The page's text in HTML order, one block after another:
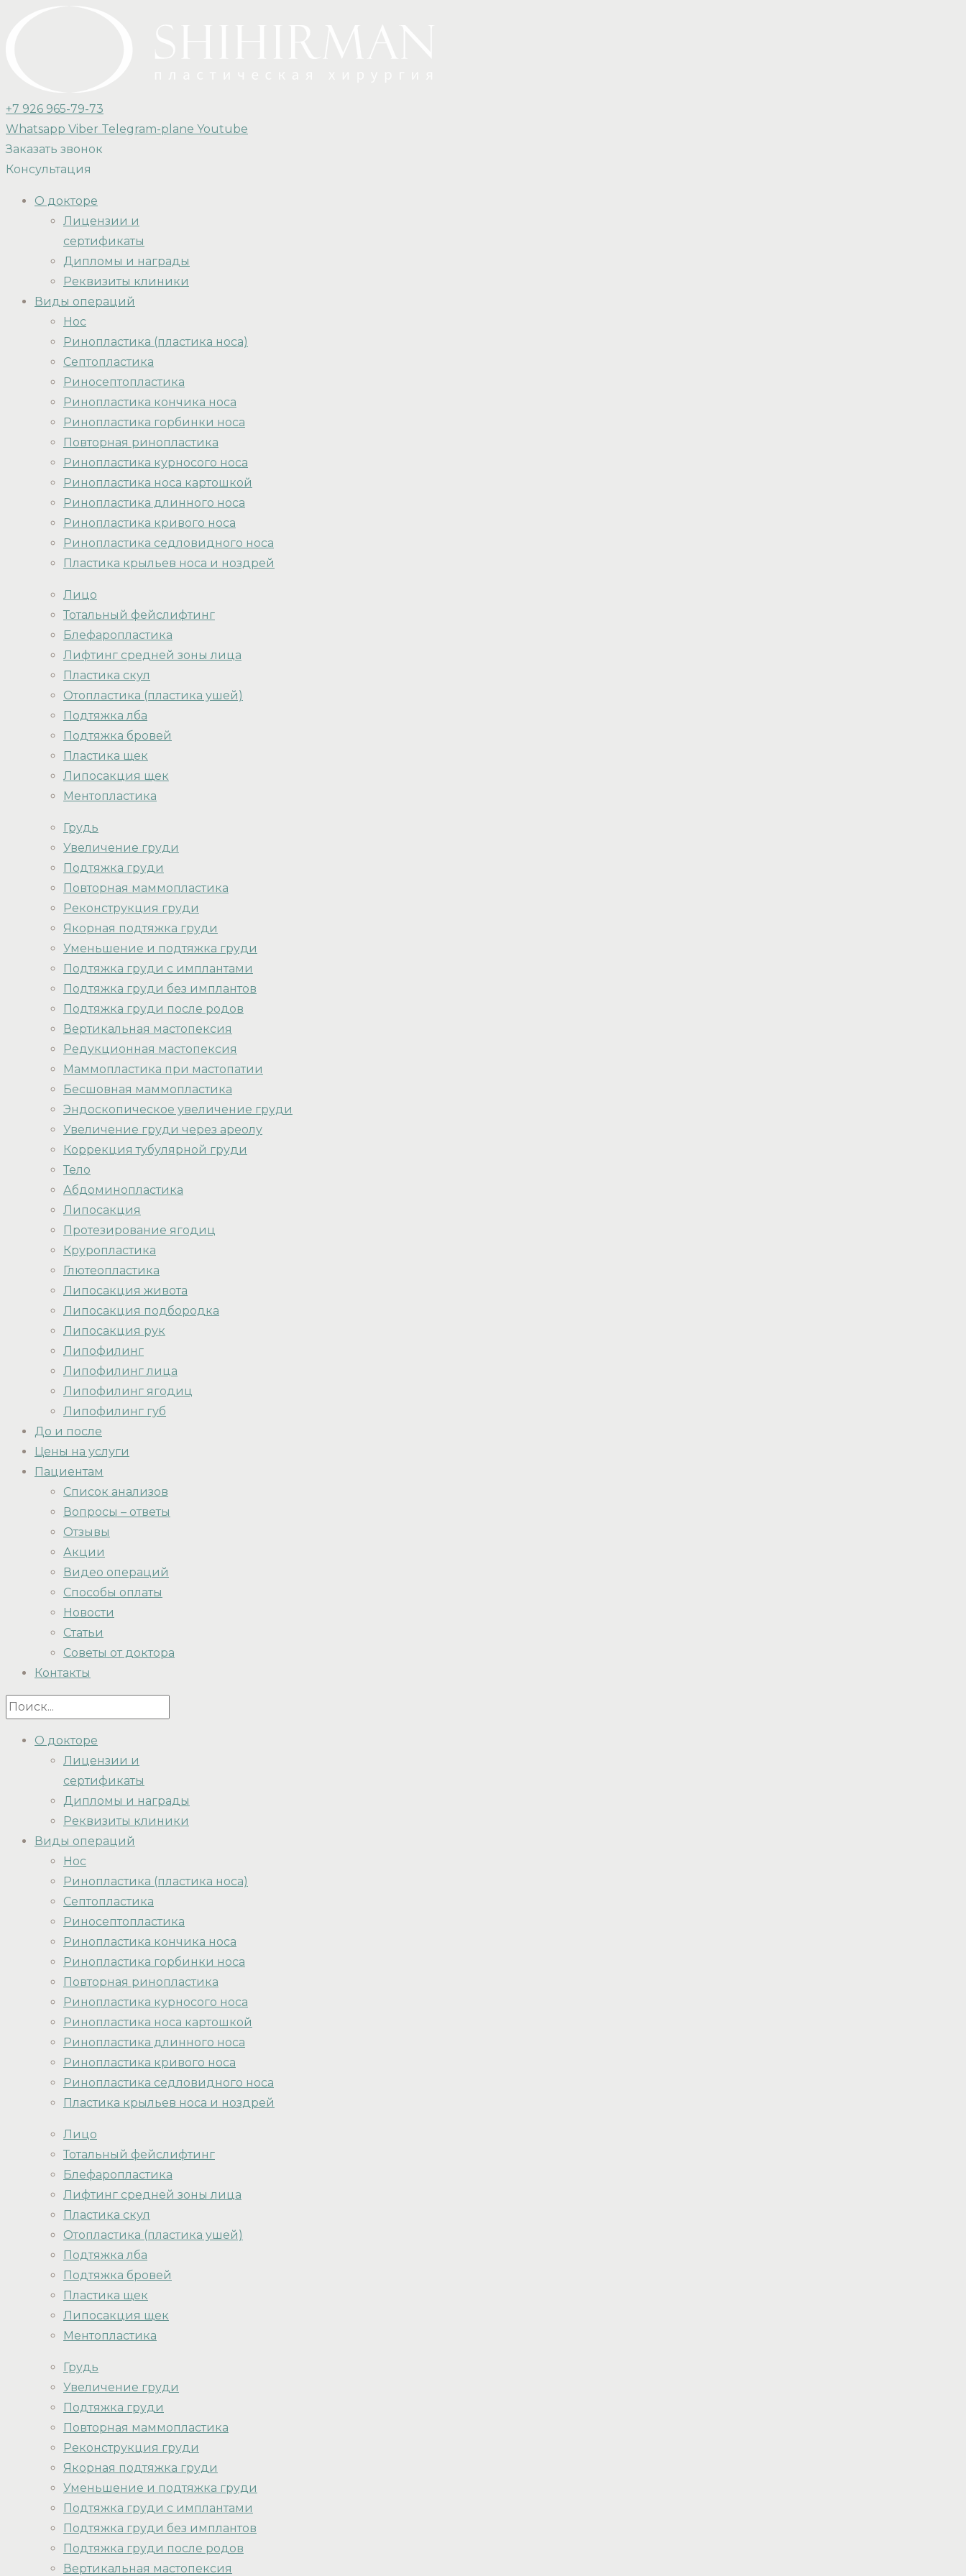
+7 926 965-79-73
Whatsapp Viber Telegram-plane Youtube
Заказать звонок
Консультация
О докторе
Лицензии и
сертификаты
Дипломы и награды
Реквизиты клиники
Виды операций
Нос
Ринопластика (пластика носа)
Септопластика
Риносептопластика
Ринопластика кончика носа
Ринопластика горбинки носа
Повторная ринопластика
Ринопластика курносого носа
Ринопластика носа картошкой
Ринопластика длинного носа
Ринопластика кривого носа
Ринопластика седловидного носа
Пластика крыльев носа и ноздрей
Лицо
Тотальный фейслифтинг
Блефаропластика
Лифтинг средней зоны лица
Пластика скул
Отопластика (пластика ушей)
Подтяжка лба
Подтяжка бровей
Пластика щек
Липосакция щек
Ментопластика
Грудь
Увеличение груди
Подтяжка груди
Повторная маммопластика
Реконструкция груди
Якорная подтяжка груди
Уменьшение и подтяжка груди
Подтяжка груди с имплантами
Подтяжка груди без имплантов
Подтяжка груди после родов
Вертикальная мастопексия
Редукционная мастопексия
Маммопластика при мастопатии
Бесшовная маммопластика
Эндоскопическое увеличение груди
Увеличение груди через ареолу
Коррекция тубулярной груди
Тело
Абдоминопластика
Липосакция
Протезирование ягодиц
Круропластика
Глютеопластика
Липосакция живота
Липосакция подбородка
Липосакция рук
Липофилинг
Липофилинг лица
Липофилинг ягодиц
Липофилинг губ
До и после
Цены на услуги
Пациентам
Список анализов
Вопросы – ответы
Отзывы
Акции
Видео операций
Способы оплаты
Новости
Статьи
Советы от доктора
Контакты
О докторе
Лицензии и
сертификаты
Дипломы и награды
Реквизиты клиники
Виды операций
Нос
Ринопластика (пластика носа)
Септопластика
Риносептопластика
Ринопластика кончика носа
Ринопластика горбинки носа
Повторная ринопластика
Ринопластика курносого носа
Ринопластика носа картошкой
Ринопластика длинного носа
Ринопластика кривого носа
Ринопластика седловидного носа
Пластика крыльев носа и ноздрей
Лицо
Тотальный фейслифтинг
Блефаропластика
Лифтинг средней зоны лица
Пластика скул
Отопластика (пластика ушей)
Подтяжка лба
Подтяжка бровей
Пластика щек
Липосакция щек
Ментопластика
Грудь
Увеличение груди
Подтяжка груди
Повторная маммопластика
Реконструкция груди
Якорная подтяжка груди
Уменьшение и подтяжка груди
Подтяжка груди с имплантами
Подтяжка груди без имплантов
Подтяжка груди после родов
Вертикальная мастопексия